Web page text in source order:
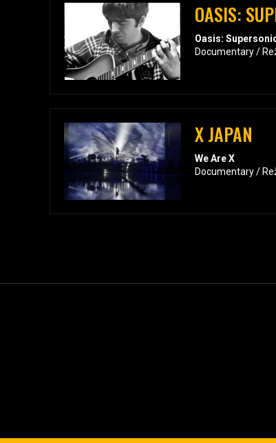
OASIS:
Oasis:
Documentary /
X JAPAN
We Are X
Documentary /